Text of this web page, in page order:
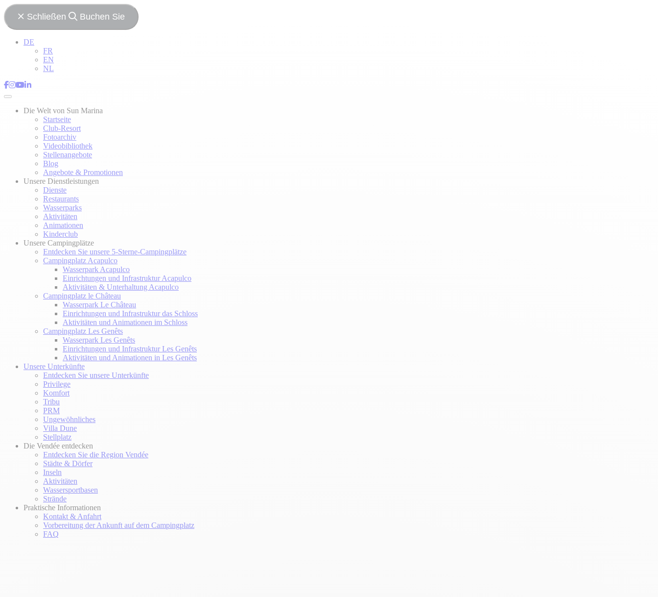
Schließen Buchen Sie
DE
FR
EN
NL
Die Welt von Sun Marina
Startseite
Club-Resort
Fotoarchiv
Videobibliothek
Stellenangebote
Blog
Angebote & Promotionen
Unsere Dienstleistungen
Dienste
Restaurants
Wasserparks
Aktivitäten
Animationen
Kinderclub
Unsere Campingplätze
Entdecken Sie unsere 5-Sterne-Campingplätze
Campingplatz Acapulco
Wasserpark Acapulco
Einrichtungen und Infrastruktur Acapulco
Aktivitäten & Unterhaltung Acapulco
Campingplatz le Château
Wasserpark Le Château
Einrichtungen und Infrastruktur das Schloss
Aktivitäten und Animationen im Schloss
Campingplatz Les Genêts
Wasserpark Les Genêts
Einrichtungen und Infrastruktur Les Genêts
Aktivitäten und Animationen in Les Genêts
Unsere Unterkünfte
Entdecken Sie unsere Unterkünfte
Privilege
Komfort
Tribu
PRM
Ungewöhnliches
Villa Dune
Stellplatz
Die Vendée entdecken
Entdecken Sie die Region Vendée
Städte & Dörfer
Inseln
Aktivitäten
Wassersportbasen
Strände
Praktische Informationen
Kontakt & Anfahrt
Vorbereitung der Ankunft auf dem Campingplatz
FAQ